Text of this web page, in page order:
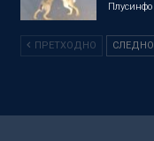
Плусинфо
ПРЕТХОДНО СЛЕДНО